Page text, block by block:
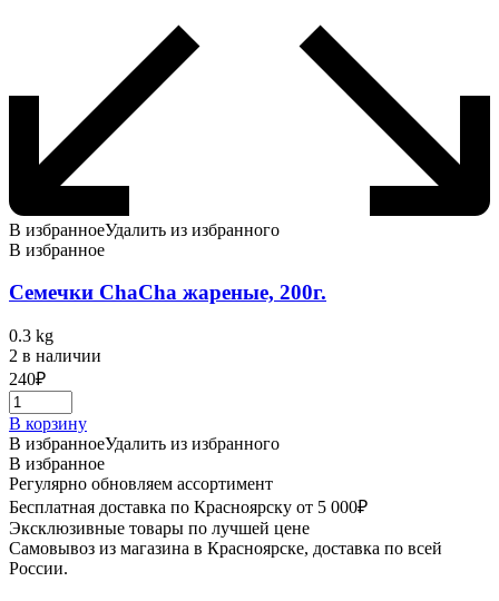
В избранноеУдалить из избранного
В избранное
Семечки ChaCha жареные, 200г.
0.3 kg
2 в наличии
240₽
В корзину
В избранноеУдалить из избранного
В избранное
Регулярно обновляем ассортимент
Бесплатная доставка по Красноярску от 5 000₽
Эксклюзивные товары по лучшей цене
Самовывоз из магазина в Красноярске, доставка по всей
России.